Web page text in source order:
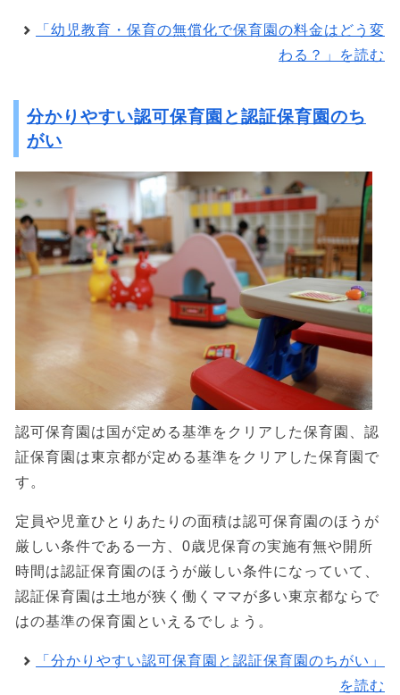
「幼児教育・保育の無償化で保育園の料金はどう変
わる？」を読む
分かりやすい認可保育園と認証保育園のち
がい
認可保育園は国が定める基準をクリアした保育園、認
証保育園は東京都が定める基準をクリアした保育園で
す。
定員や児童ひとりあたりの面積は認可保育園のほうが
厳しい条件である一方、0歳児保育の実施有無や開所
時間は認証保育園のほうが厳しい条件になっていて、
認証保育園は土地が狭く働くママが多い東京都ならで
はの基準の保育園といえるでしょう。
「分かりやすい認可保育園と認証保育園のちがい」
を読む